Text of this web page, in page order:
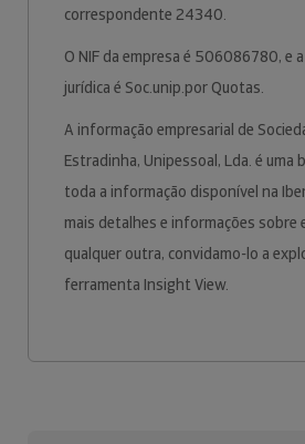
correspondente 24340.
O NIF da empresa é 506086780, e
jurídica é Soc.unip.por Quotas.
A informação empresarial de
Estradinha, Unipessoal, Lda. é uma
toda a informação disponível na
mais detalhes e informações sobre
qualquer outra, convidamo-lo a
ferramenta Insight View.